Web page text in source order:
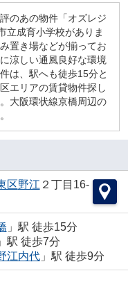
のあの物件「オズレジ
立成育小学校がありま
置き場などが揃ってお
涼しい通風良好な環境
は、駅へも徒歩15分と
エリアの賃貸物件探し
大阪環状線京橋周辺の
区野江 ２丁目16-
」駅 徒歩15分
」駅 徒歩7分
江内代」駅 徒歩9分